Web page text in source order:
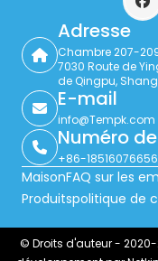
Adresse
Chambre 207-
7030 Route de
de Qingpu,
E-mail
info@Tempk.com
Numéro
+86-18516076656
MaisonFAQ sur les
Produitspolitique de
© Droits d'auteur - 2020-